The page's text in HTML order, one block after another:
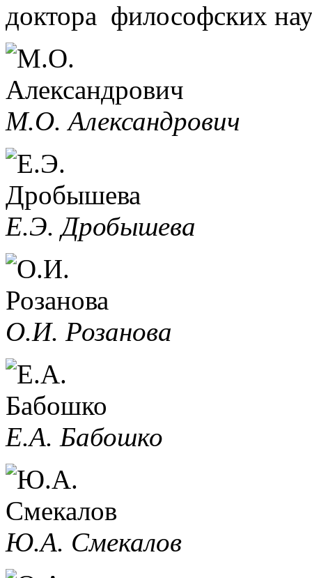
доктора философских
М.О. Александрович
Е.Э. Дробышева
О.И. Розанова
Е.А. Бабошко
Ю.А. Смекалов